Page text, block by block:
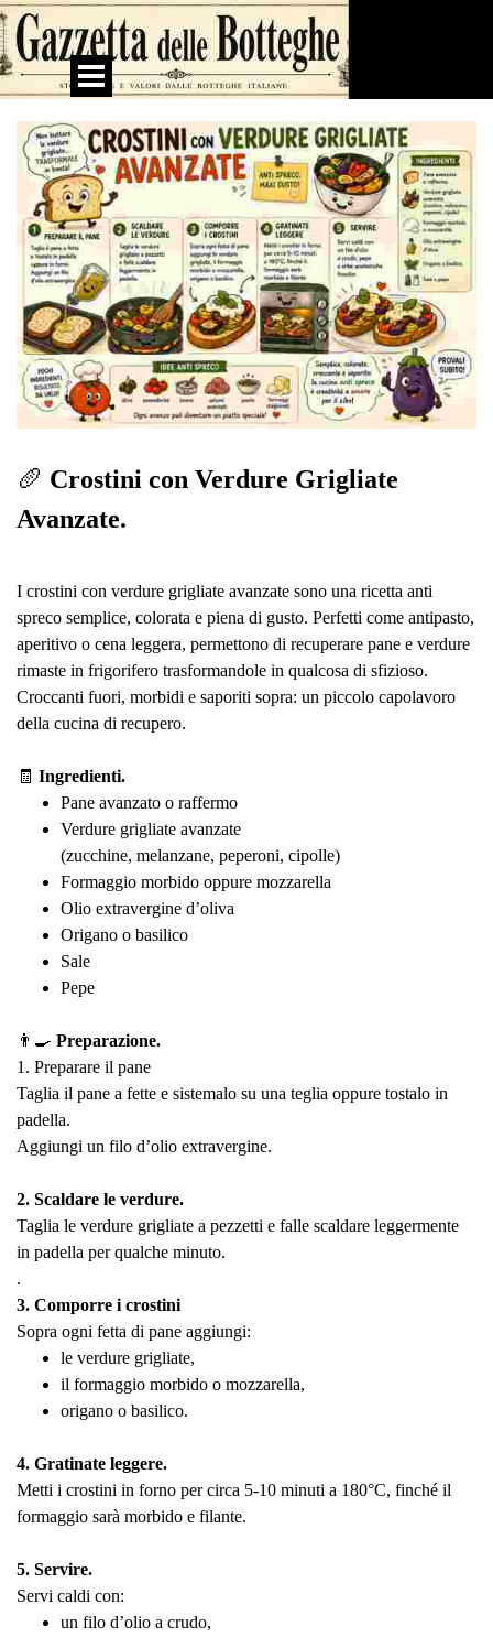
Vai ai contenuti
Salta menù
🥖 Crostini con Verdure Grigliate
Avanzate.
I crostini con verdure grigliate avanzate sono una ricetta anti
spreco semplice, colorata e piena di gusto. Perfetti come antipasto,
aperitivo o cena leggera, permettono di recuperare pane e verdure
rimaste in frigorifero trasformandole in qualcosa di sfizioso.
Croccanti fuori, morbidi e saporiti sopra: un piccolo capolavoro
della cucina di recupero.
🧾 Ingredienti.
Pane avanzato o raffermo
Verdure grigliate avanzate
(zucchine, melanzane, peperoni, cipolle)
Formaggio morbido oppure mozzarella
Olio extravergine d’oliva
Origano o basilico
Sale
Pepe
👨‍🍳 Preparazione.
1. Preparare il pane
Taglia il pane a fette e sistemalo su una teglia oppure tostalo in
padella.
Aggiungi un filo d’olio extravergine.
2. Scaldare le verdure.
Taglia le verdure grigliate a pezzetti e falle scaldare leggermente
in padella per qualche minuto.
.
3. Comporre i crostini
Sopra ogni fetta di pane aggiungi:
le verdure grigliate,
il formaggio morbido o mozzarella,
origano o basilico.
4. Gratinate leggere.
Metti i crostini in forno per circa 5-10 minuti a 180°C, finché il
formaggio sarà morbido e filante.
5. Servire.
Servi caldi con:
un filo d’olio a crudo,